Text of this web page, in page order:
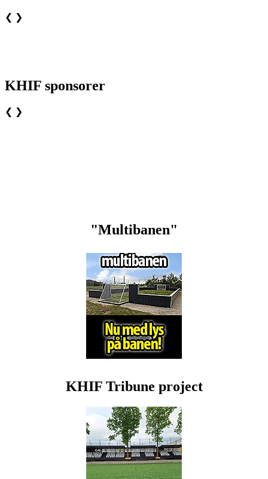
❮ ❯
KHIF sponsorer
❮ ❯
"Multibanen"
KHIF Tribune project